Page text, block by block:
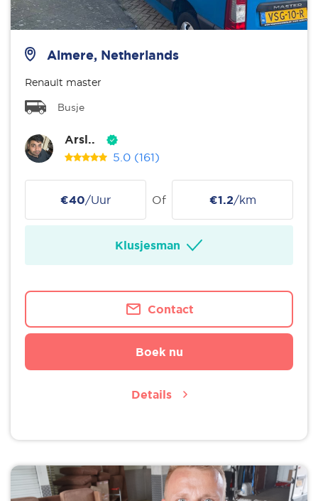
Almere, Netherlands
Renault master
Busje
Arsl..
5.0 (161)
€40/Uur Of €1.2/km
Klusjesman
Contact
Boek nu
Details